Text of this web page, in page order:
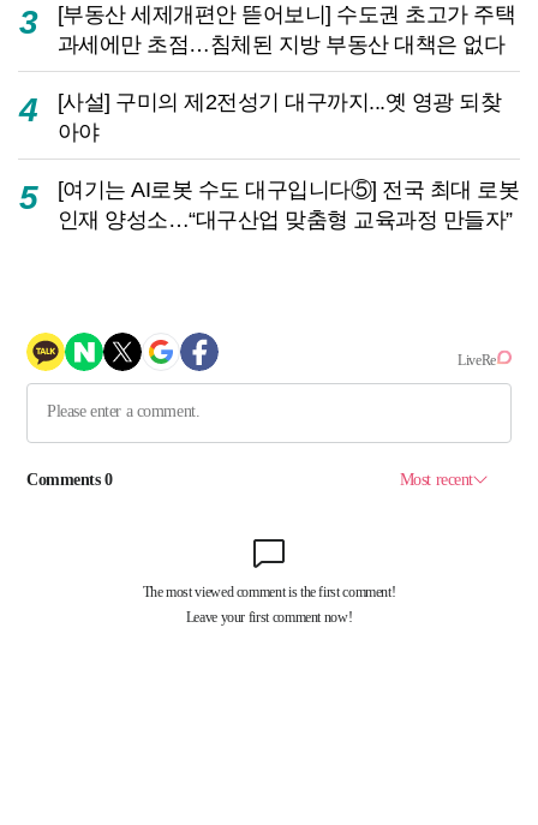
3
[부동산 세제개편안 뜯어보니] 수도권 초고가 주택
과세에만 초점…침체된 지방 부동산 대책은 없다
4
[사설] 구미의 제2전성기 대구까지...옛 영광 되찾
아야
5
[여기는 AI로봇 수도 대구입니다⑤] 전국 최대 로봇
인재 양성소…“대구산업 맞춤형 교육과정 만들자”